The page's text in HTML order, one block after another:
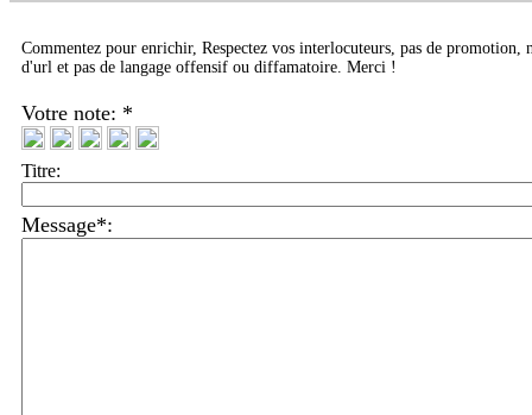
Commentez pour enrichir, Respectez vos interlocuteurs, pas de promotion,
d'url et pas de langage offensif ou diffamatoire. Merci !
Votre note: *
Titre:
Message*: